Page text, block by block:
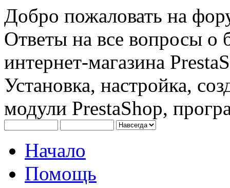
Добро пожаловать на
Ответы на все вопросы о
интернет-магазина
Установка, настройка,
модули PrestaShop,
Начало
Помощь